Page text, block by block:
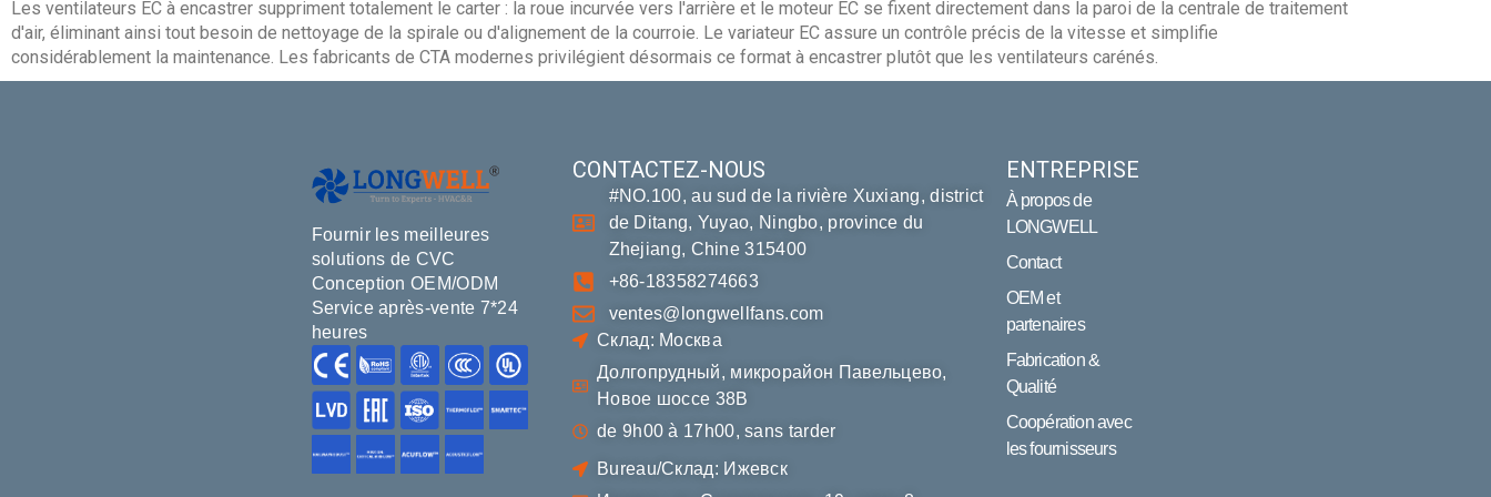
Les ventilateurs EC à encastrer suppriment totalement le carter : la roue incurvée vers l'arrière et le moteur EC se fixent directement dans la paroi de la centrale de traitement
d'air, éliminant ainsi tout besoin de nettoyage de la spirale ou d'alignement de la courroie. Le variateur EC assure un contrôle précis de la vitesse et simplifie
considérablement la maintenance. Les fabricants de CTA modernes privilégient désormais ce format à encastrer plutôt que les ventilateurs carénés.
Fournir les meilleures
solutions de CVC
Conception OEM/ODM
Service après-vente 7*24
heures
ENTREPRISE
À propos de
LONGWELL
Contact
OEM et
partenaires
Fabrication &
Qualité
Coopération avec
les fournisseurs
CONTACTEZ-NOUS
#NO.100, au sud de la rivière Xuxiang, district
de Ditang, Yuyao, Ningbo, province du
Zhejiang, Chine 315400
+86-18358274663
ventes@longwellfans.com
Склад: Москва
Долгопрудный, микрорайон Павельцево,
Новое шоссе 38В
de 9h00 à 17h00, sans tarder
Bureau/Склад: Ижевск